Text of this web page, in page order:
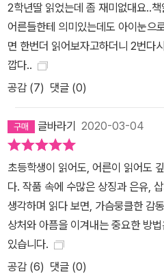
2학년딸 읽었는데 좀 재미없대요..
어른들한테 의미있는데도 아이눈으
면 한번더 읽어보자고하더니 2번다
깝다..
공감 (7) 댓글 (0)
글바라기 2020-03-04
초등학생이 읽어도, 어른이 읽어도
다. 작품 속에 수많은 상징과 은유,
생각하며 읽다 보면, 가슴뭉클한 감
상처와 아픔을 이겨내는 중요한 방
있습니다.
공감 (6) 댓글 (0)